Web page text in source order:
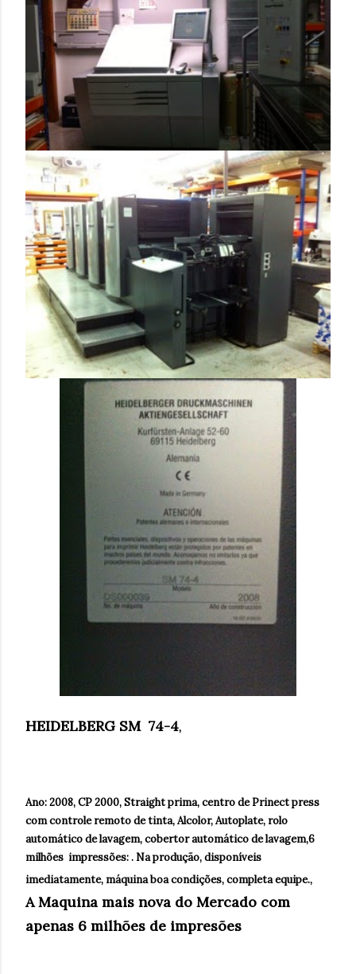
HEIDELBERG SM 74-4,
Ano: 2008, CP 2000, Straight prima, centro de Prinect press
com controle remoto de tinta, Alcolor, Autoplate, rolo
automático de lavagem, cobertor automático de lavagem,6
milhões impressões: . Na produção, disponíveis
imediatamente, máquina boa condições, completa equipe.,
A Maquina mais nova do Mercado com
apenas 6 milhões de impresões